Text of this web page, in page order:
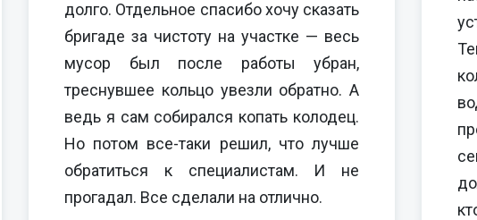
долго. Отдельное спасибо хочу сказать
бригаде за чистоту на участке — весь
мусор был после работы убран,
треснувшее кольцо увезли обратно. А
ведь я сам собирался копать колодец.
Но потом все-таки решил, что лучше
обратиться к специалистам. И не
прогадал. Все сделали на отлично.